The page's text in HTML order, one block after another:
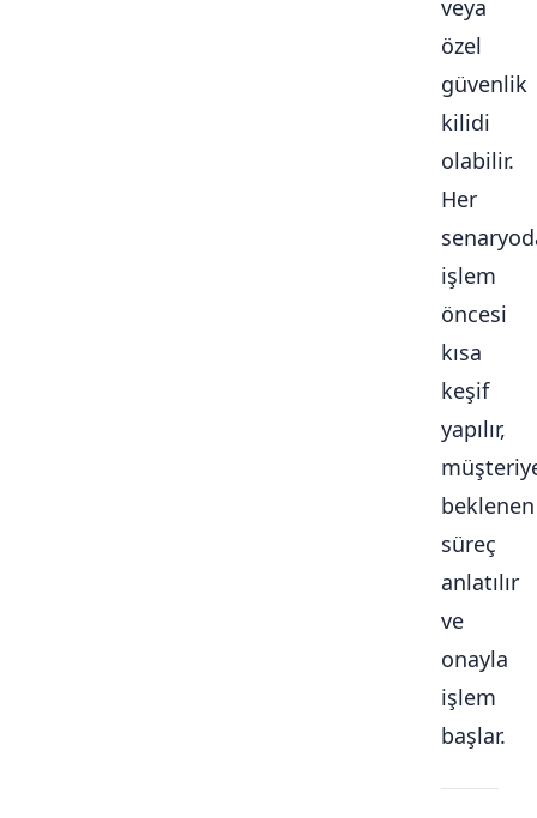
veya
özel
güvenlik
kilidi
olabilir.
Her
işlem
öncesi
kısa
keşif
yapılır,
beklenen
süreç
anlatılır
ve
onayla
işlem
başlar.